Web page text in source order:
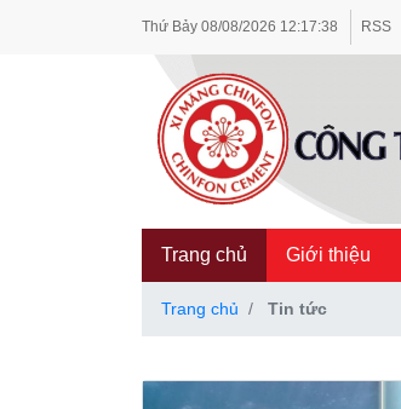
Thứ Bảy 08/08/2026 12:17:40 RSS
Trang chủ Giới thiệu
Trang chủ Tin tức